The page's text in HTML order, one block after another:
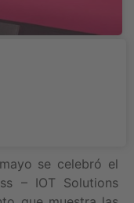
se celebró el
– IOT Solutions